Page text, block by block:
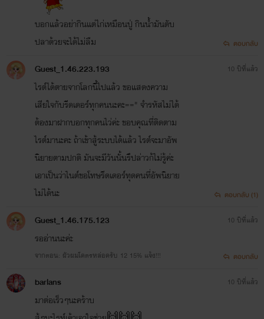
บอกแล้วอย่ากินแต่ไก่เหมือนปู่ กินน้ำมันตับ
ปลาด้วยจะได้ไม่ลืม
ตอบกลับ
Guest_1.46.223.193
ไรต์ได้ตายจากโลกนี้ไปแล้ว ขอแสดงความ
เสียใจกับรีดเดอร์ทุกคนนะคะ==" จำรหัสไม่ได้
ต้องมาฝากบอกทุกคนไว่ค่ะ ขอบคุณที่ติดตาม
ไรต์มานะคะ ถ้าเข้าสู้ระบบได้แล้ว ไรต์จะมาอัพ
นิยายตามปกติ มันจะมีวันนั้นรึปล่าวก้ไม่รู้ค่ะ
เอาเป็นว่าไนต์ขอโทษรีดเดอร์ทุดคนที่อัพนิยาย
ไม่ได้นะ
10 ปีที่แล้ว
ตอบกลับ (1)
Guest_1.46.175.123
รออ่านนะค่ะ
จากตอน: ผัวผมโคตรหล่อครับ 12 15% แจ้ง!!!
10 ปีที่แล้ว
ตอบกลับ
barlans
มาต่อเร็วๆนะคร้าบ
10 ปีที่แล้ว